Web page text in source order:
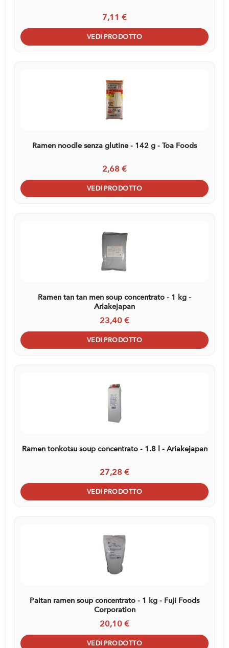
7,11 €
VEDI PRODOTTO
Ramen noodle senza glutine - 142 g - Toa Foods
2,68 €
VEDI PRODOTTO
Ramen tan tan men soup concentrato - 1 kg -
Ariakejapan
23,40 €
VEDI PRODOTTO
Ramen tonkotsu soup concentrato - 1.8 l - Ariakejapan
27,28 €
VEDI PRODOTTO
Paitan ramen soup concentrato - 1 kg - Fuji Foods
Corporation
20,10 €
VEDI PRODOTTO